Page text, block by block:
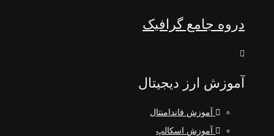
دروه جامع گرافیک
آموزش ارز دیجیتال
آموزش فاندامنتال
آموزش اسکالپ